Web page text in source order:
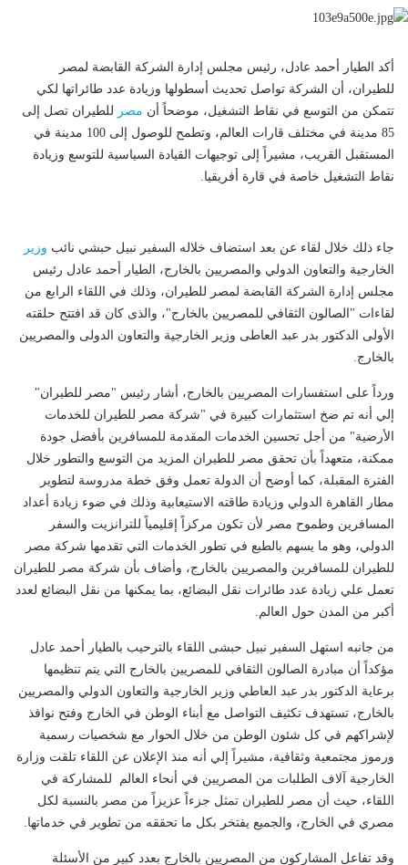
أكد الطيار أحمد عادل، رئيس مجلس إدارة الشركة القابضة لمصر
للطيران، أن الشركة تواصل تحديث أسطولها وزيادة عدد طائراتها لكي
تتمكن من التوسع في نقاط التشغيل، موضحاً أن مصر للطيران تصل إلى
85 مدينة في مختلف قارات العالم، وتطمح للوصول إلى 100 مدينة في
المستقبل القريب، مشيراً إلى توجيهات القيادة السياسية للتوسع وزيادة
نقاط التشغيل خاصة في قارة أفريقيا.
جاء ذلك خلال لقاء عن بعد استضاف خلاله السفير نبيل حبشي نائب وزير
الخارجية والتعاون الدولي والمصريين بالخارج، الطيار أحمد عادل رئيس
مجلس إدارة الشركة القابضة لمصر للطيران، وذلك في اللقاء الرابع من
لقاءات "الصالون الثقافي للمصريين بالخارج"، والذى كان قد افتتح حلقته
الأولى الدكتور بدر عبد العاطى وزير الخارجية والتعاون الدولى والمصريين
بالخارج.
ورداً على استفسارات المصريين بالخارج، أشار رئيس "مصر للطيران"
إلي أنه تم ضخ استثمارات كبيرة في "شركة مصر للطيران للخدمات
الأرضية" من أجل تحسين الخدمات المقدمة للمسافرين بأفضل جودة
ممكنة، متعهداً بأن تحقق مصر للطيران المزيد من التوسع والتطور خلال
الفترة المقبلة، كما أوضح أن الدولة تعمل وفق خطة مدروسة لتطوير
مطار القاهرة الدولي وزيادة طاقته الاستيعابية وذلك في ضوء زيادة أعداد
المسافرين وطموح مصر لأن تكون مركزاً إقليمياً للترانزيت والسفر
الدولي، وهو ما يسهم بالطبع في تطور الخدمات التي تقدمها شركة مصر
للطيران للمسافرين والمصريين بالخارج، وأضاف بأن شركة مصر للطيران
تعمل علي زيادة عدد طائرات نقل البضائع، بما يمكنها من نقل البضائع لعدد
أكبر من المدن حول العالم.
من جانبه استهل السفير نبيل حبشى اللقاء بالترحيب بالطيار أحمد عادل
مؤكداً أن مبادرة الصالون الثقافي للمصريين بالخارج التي يتم تنظيمها
برعاية الدكتور بدر عبد العاطي وزير الخارجية والتعاون الدولي والمصريين
بالخارج، تستهدف تكثيف التواصل مع أبناء الوطن في الخارج وفتح نوافذ
لإشراكهم في كل شئون الوطن من خلال الحوار مع شخصيات رسمية
ورموز مجتمعية وثقافية، مشيراً إلي أنه منذ الإعلان عن اللقاء تلقت وزارة
الخارجية آلاف الطلبات من المصريين في أنحاء العالم للمشاركة في
اللقاء، حيث أن مصر للطيران تمثل جزءاً عزيزاً من مصر بالنسبة لكل
مصري في الخارج، والجميع يفتخر بكل ما تحققه من تطوير في خدماتها.
وقد تفاعل المشاركون من المصريين بالخارج بعدد كبير من الأسئلة